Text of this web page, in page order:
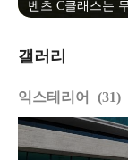
벤츠 C클래스는
갤러리
익스테리어 31